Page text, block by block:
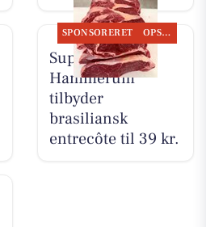
SPONSORERET OPSLAGSTAVLEN
SuperBrugsen
Hammerum
tilbyder
brasiliansk
entrecôte til 39 kr.